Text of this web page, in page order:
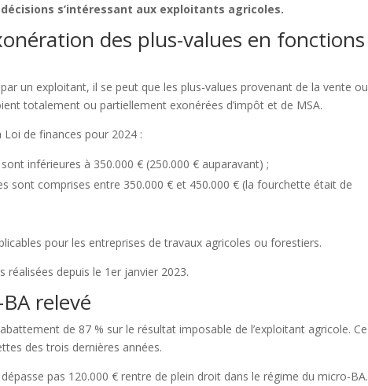
s’intéressant aux exploitants agricoles.
des plus-values en fonctions
un exploitant, il se peut que les plus-values provenant de la vente
totalement ou partiellement exonérées d’impôt et de MSA.
Loi de finances pour 2024 :
inférieures à 350.000 € (250.000 € auparavant) ;
sont comprises entre 350.000 € et 450.000 € (la fourchette était de
pour les entreprises de travaux agricoles ou forestiers.
réalisées depuis le 1er janvier 2023.
relevé
de 87 % sur le résultat imposable de l’exploitant agricole. Ce
des trois dernières années.
pas 120.000 € rentre de plein droit dans le régime du micro-